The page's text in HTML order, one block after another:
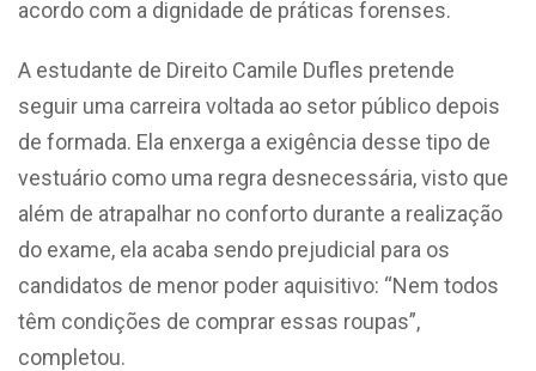
acordo com a dignidade de práticas forenses.
A estudante de Direito Camile Dufles pretende
seguir uma carreira voltada ao setor público depois
de formada. Ela enxerga a exigência desse tipo de
vestuário como uma regra desnecessária, visto que
além de atrapalhar no conforto durante a realização
do exame, ela acaba sendo prejudicial para os
candidatos de menor poder aquisitivo: “Nem todos
têm condições de comprar essas roupas”,
completou.